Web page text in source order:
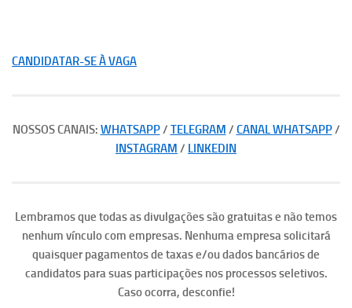
CANDIDATAR-SE À VAGA
NOSSOS CANAIS: WHATSAPP/ TELEGRAM / CANAL WHATSAPP/
INSTAGRAM / LINKEDIN
Lembramos que todas as divulgações são gratuitas e não temos
nenhum vínculo com empresas. Nenhuma empresa solicitará
quaisquer pagamentos de taxas e/ou dados bancários de
candidatos para suas participações nos processos seletivos.
Caso ocorra, desconfie!